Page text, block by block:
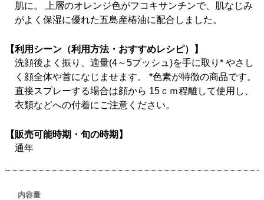
肌に。 上層のオレンジ色がフコキサンチンで、肌なじみ
がよく保湿に優れた五島産椿油に配合しました。
【利用シーン（利用方法・おすすめレシピ）】
洗顔後よく振り、適量(4～5プッシュ)を手に取り* やさし
く顔全体や首になじませます。 *色素が特徴の商品です。
直接スプレーする場合は顔から 15ｃｍ程離して使用し、
衣類などへの付着にご注意ください。
【販売可能時期・旬の時期】
通年
内容量